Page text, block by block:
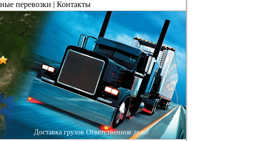
перевозки | Контакты
Доставка грузов Ответственное дело!